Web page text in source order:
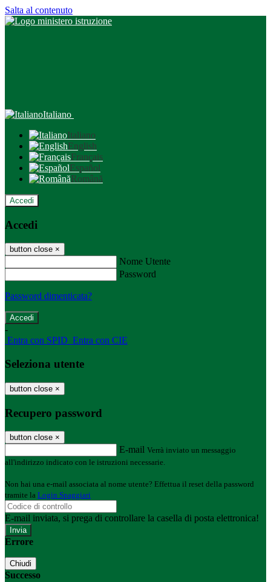
Salta al contenuto
Italiano
Italiano
English
Français
Español
Română
Accedi
Accedi
button close ×
Nome Utente
Password
Password dimenticata?
-
Entra con SPID Entra con CIE
Seleziona utente
button close ×
Recupero password
button close ×
E-mail Verrà inviato un messaggio
all'indirizzo indicato con le istruzioni necessarie.
Non hai una e-mail associata al nome utente? Effettua il reset della password
tramite la Login Spaggiari
E-mail inviata, si prega di controllare la casella di posta elettronica!
Errore
Chiudi
Successo